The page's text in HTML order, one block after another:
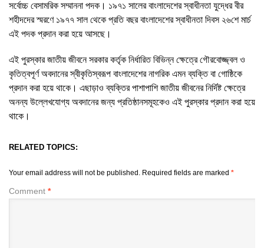
সর্বোচ্চ বেসামরিক সম্মাননা পদক। ১৯৭১ সালের বাংলাদেশের স্বাধীনতা যুদ্ধের বীর
শহীদদের স্মরণে ১৯৭৭ সাল থেকে প্রতি বছর বাংলাদেশের স্বাধীনতা দিবস ২৬শে মার্চ
এই পদক প্রদান করা হয়ে আসছে।
এই পুরস্কার জাতীয় জীবনে সরকার কর্তৃক নির্ধারিত বিভিন্ন ক্ষেত্রে গৌরবোজ্জ্বল ও
কৃতিত্বপূর্ণ অবদানের স্বীকৃতিস্বরূপ বাংলাদেশের নাগরিক এমন ব্যক্তি বা গোষ্ঠিকে
প্রদান করা হয়ে থাকে। এছাড়াও ব্যক্তির পাশাপাশি জাতীয় জীবনের নির্দিষ্ট ক্ষেত্রে
অনন্য উল্লেখযোগ্য অবদানের জন্য প্রতিষ্ঠানসমূহকেও এই পুরস্কার প্রদান করা হয়ে
থাকে।
RELATED TOPICS:
Your email address will not be published. Required fields are marked *
Comment *